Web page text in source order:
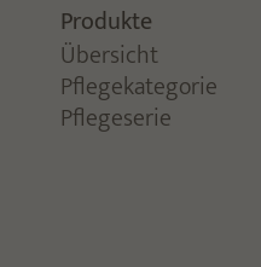
Produkte
Übersicht
Pflegekategorie
Pflegeserie